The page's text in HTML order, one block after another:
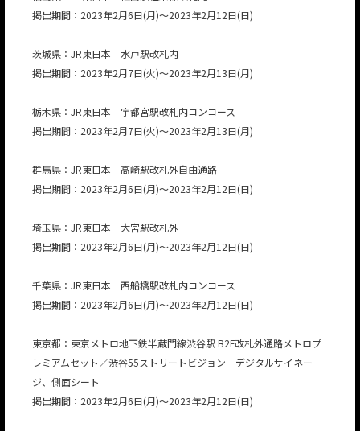
掲出期間：2023年2月6日(月)～2023年2月12日(日)
茨城県：JR東日本 水戸駅改札内
掲出期間：2023年2月7日(火)～2023年2月13日(月)
栃木県：JR東日本 宇都宮駅改札内コンコース
掲出期間：2023年2月7日(火)～2023年2月13日(月)
群馬県：JR東日本 高崎駅改札外自由通路
掲出期間：2023年2月6日(月)～2023年2月12日(日)
埼玉県：JR東日本 大宮駅改札外
掲出期間：2023年2月6日(月)～2023年2月12日(日)
千葉県：JR東日本 西船橋駅改札内コンコース
掲出期間：2023年2月6日(月)～2023年2月12日(日)
東京都：東京メトロ地下鉄半蔵門線渋谷駅 B2F改札外通路メトロプ
レミアムセット／渋谷55ストリートビジョン デジタルサイネー
ジ、側面シート
掲出期間：2023年2月6日(月)～2023年2月12日(日)